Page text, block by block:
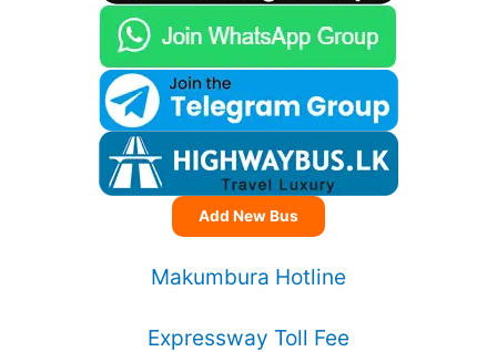
Add New Bus
Makumbura Hotline
Expressway Toll Fee